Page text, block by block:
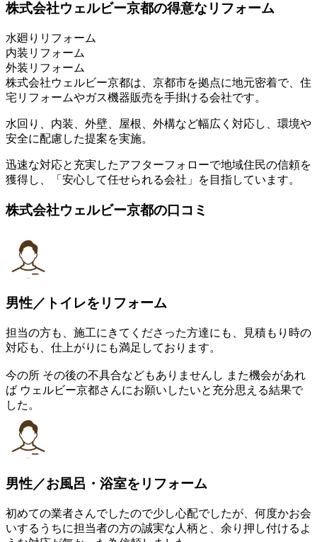
株式会社ウェルビー京都の得意なリフォーム
水廻りリフォーム
内装リフォーム
外装リフォーム
株式会社ウェルビー京都は、京都市を拠点に地元密着で、住
宅リフォームやガス機器販売を手掛ける会社です。
水回り、内装、外壁、屋根、外構など幅広く対応し、環境や
安全に配慮した提案を実施。
迅速な対応と充実したアフターフォローで地域住民の信頼を
獲得し、「安心して任せられる会社」を目指しています。
株式会社ウェルビー京都の口コミ
男性／トイレをリフォーム
担当の方も、施工にきてくださった方達にも、見積もり時の
対応も、仕上がりにも満足しております。
今の所 その後の不具合などもありませんし また機会があれ
ば ウェルビー京都さんにお願いしたいと充分思える結果で
した。
男性／お風呂・浴室をリフォーム
初めての業者さんでしたので少し心配でしたが、何度かお会
いするうちに担当者の方の誠実な人柄と、余り押し付けるよ